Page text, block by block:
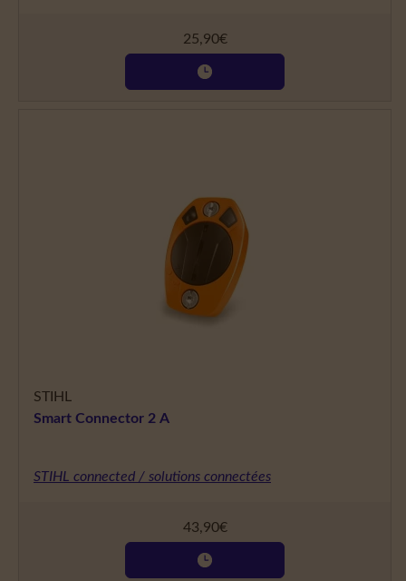
25,90€
STIHL
Smart Connector 2 A
STIHL connected / solutions connectées
43,90€